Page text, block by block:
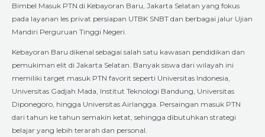
Bimbel Masuk PTN di Kebayoran Baru, Jakarta Selatan yang fokus
pada layanan les privat persiapan UTBK SNBT dan berbagai jalur Ujian
Mandiri Perguruan Tinggi Negeri.
Kebayoran Baru dikenal sebagai salah satu kawasan pendidikan dan
pemukiman elit di Jakarta Selatan. Banyak siswa dari wilayah ini
memiliki target masuk PTN favorit seperti Universitas Indonesia,
Universitas Gadjah Mada, Institut Teknologi Bandung, Universitas
Diponegoro, hingga Universitas Airlangga. Persaingan masuk PTN
dari tahun ke tahun semakin ketat, sehingga dibutuhkan strategi
belajar yang lebih terarah dan personal.